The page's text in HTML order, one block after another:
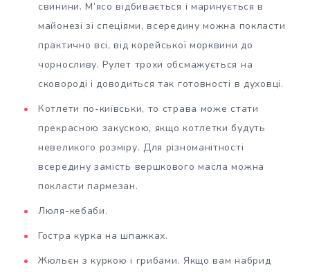
свинини. М’ясо відбивається і маринується в
майонезі зі спеціями, всередину можна покласти
практично всі, від корейської морквини до
чорносливу. Рулет трохи обсмажується на
сковороді і доводиться так готовності в духовці.
Котлети по-київськи, то страва може стати
прекрасною закускою, якщо котлетки будуть
невеликого розміру. Для різноманітності
всередину замість вершкового масла можна
покласти пармезан.
Люля-кебаби.
Гостра курка на шпажках.
Жюльєн з куркою і грибами. Якщо вам набрид